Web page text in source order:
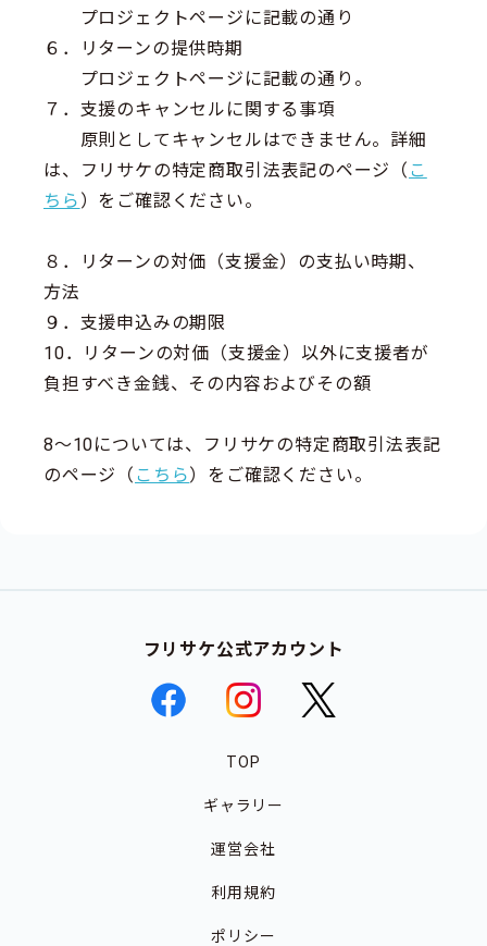
プロジェクトページに記載の通り
６．リターンの提供時期
プロジェクトページに記載の通り。
７．支援のキャンセルに関する事項
原則としてキャンセルはできません。詳細
は、フリサケの特定商取引法表記のページ（ こ
ちら ）をご確認ください。
８．リターンの対価（支援金）の支払い時期、
方法
９．支援申込みの期限
10．リターンの対価（支援金）以外に支援者が
負担すべき金銭、その内容およびその額
8～10については、フリサケの特定商取引法表記
のページ（ こちら ）をご確認ください。
フリサケ公式アカウント
TOP
ギャラリー
運営会社
利用規約
ポリシー